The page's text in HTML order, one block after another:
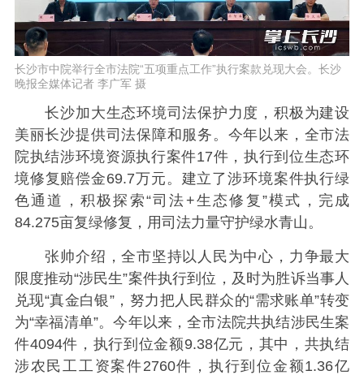
长沙市中院举行全市法院“五项重点工作”执行案款兑现大会。长沙
晚报全媒体记者 李广军 摄
长沙加大生态环境司法保护力度，积极为建设
美丽长沙提供司法保障和服务。今年以来，全市法
院执结涉环境资源执行案件17件，执行到位生态环
境修复赔偿金69.7万元。建立了涉环境案件执行绿
色通道，积极探索“司法+生态修复”模式，完成
84.275亩复绿修复，用司法力量守护绿水青山。
张帅介绍，全市坚持以人民为中心，力争最大
限度推动“涉民生”案件执行到位，及时为胜诉当事人
兑现“真金白银”，努力把人民群众的“需求账单”转变
为“幸福清单”。今年以来，全市法院共执结涉民生案
件4094件，执行到位金额9.38亿元，其中，共执结
涉农民工工资案件2760件，执行到位金额1.36亿